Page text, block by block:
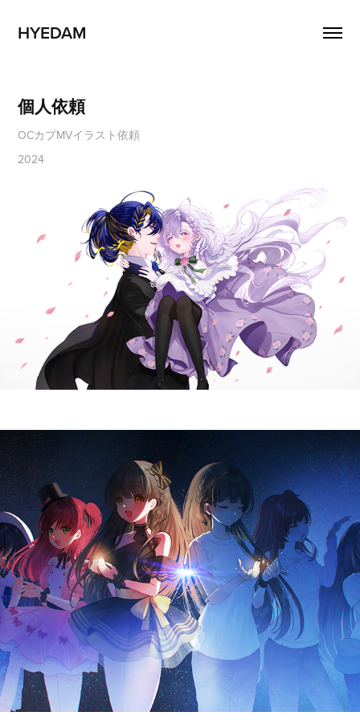
HYEDAM
個人依頼
OCカプMVイラスト依頼
2024
EIZO様のイラコン「アイドル」大賞
2023